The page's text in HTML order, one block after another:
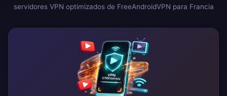
servidores VPN optimizados de FreeAndroidVPN para Francia